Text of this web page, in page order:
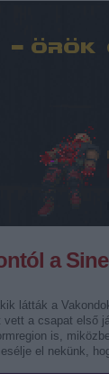
a
látták a
a csapat első
is,
el nekünk,